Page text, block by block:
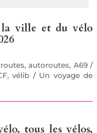
la ville et du vélo
autoroutes, A69 /
vélib / Un voyage de
tous les vélos,